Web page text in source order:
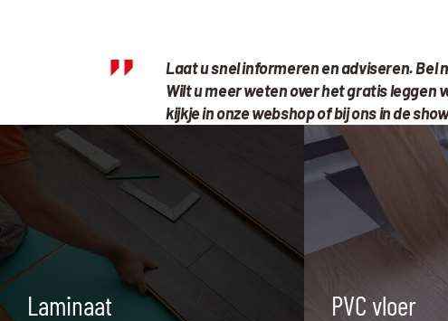
Laat u snel informeren en adviseren. Bel
Wilt u meer weten over het gratis leggen
kijkje in onze webshop of bij ons in de
Laminaat PVC vloer